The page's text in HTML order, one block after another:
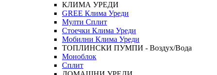
КЛИМА УРЕДИ
GREE Клима Уреди
Мулти Сплит
Стоечки Клима Уреди
Мобилни Клима Уреди
ТОПЛИНСКИ ПУМПИ - Воздух/Вода
Моноблок
Сплит